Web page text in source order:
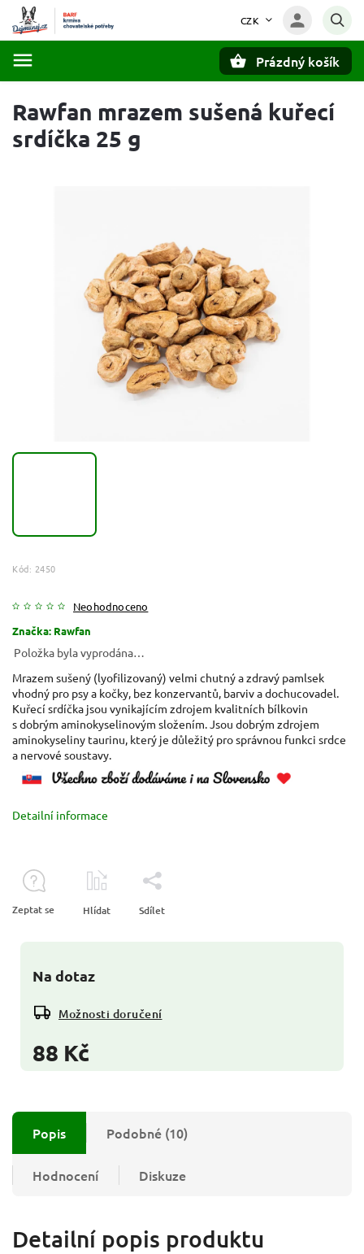
CZK
Prázdný košík
Rawfan mrazem sušená kuřecí
srdíčka 25 g
Kód: 2450
Neohodnoceno
Značka: Rawfan
88 Kč
Na dotaz
Možnosti doručení
Položka byla vyprodána…
Mrazem sušený (lyofilizovaný) velmi chutný a zdravý pamlsek
vhodný pro psy a kočky, bez konzervantů, barviv a dochucovadel.
Kuřecí srdíčka jsou vynikajícím zdrojem kvalitních bílkovin
s dobrým aminokyselinovým složením. Jsou dobrým zdrojem
aminokyseliny taurinu, který je důležitý pro správnou funkci srdce
a nervové soustavy.
Detailní informace
Zeptat se Hlídat Sdílet
Popis Podobné (10)
Hodnocení Diskuze
Detailní popis produktu